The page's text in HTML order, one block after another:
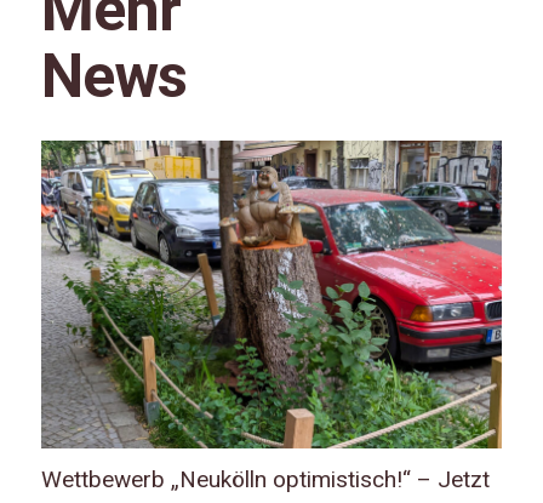
News
Wettbewerb „Neukölln optimistisch!“ – Jetzt